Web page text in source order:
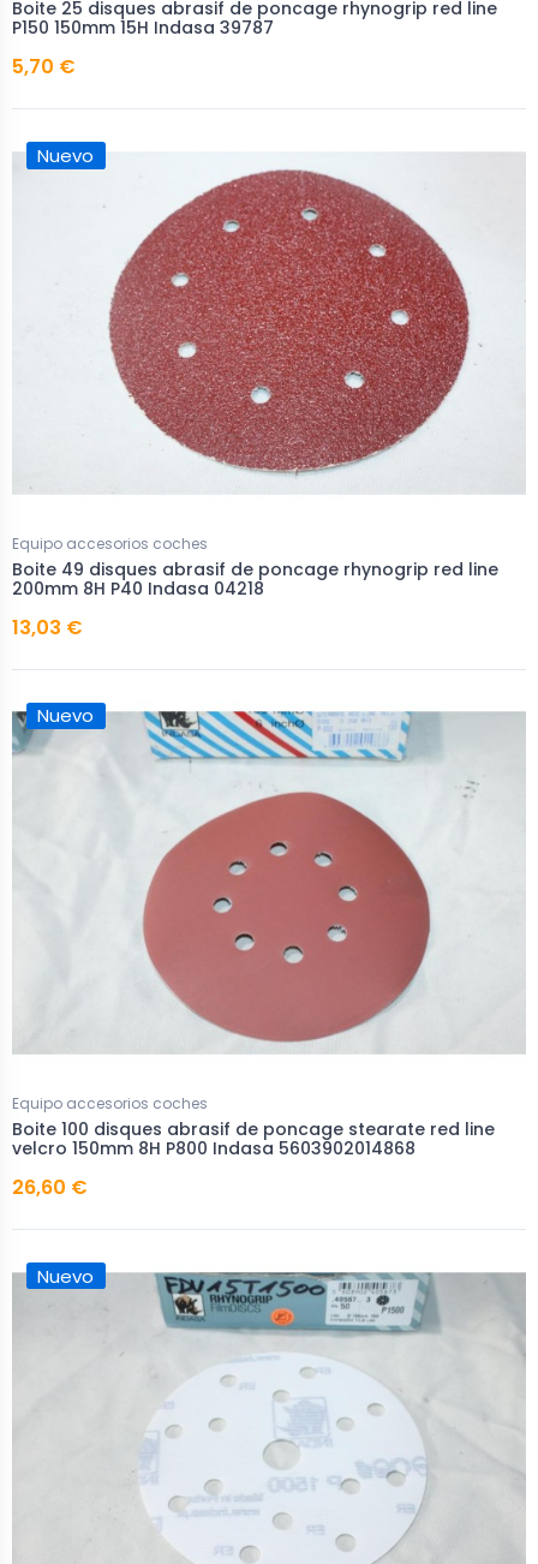
Boite 25 disques abrasif de poncage rhynogrip red line
P150 150mm 15H Indasa 39787
5,70 €
Nuevo
Equipo accesorios coches
Boite 49 disques abrasif de poncage rhynogrip red line
200mm 8H P40 Indasa 04218
13,03 €
Nuevo
Equipo accesorios coches
Boite 100 disques abrasif de poncage stearate red line
velcro 150mm 8H P800 Indasa 5603902014868
26,60 €
Nuevo